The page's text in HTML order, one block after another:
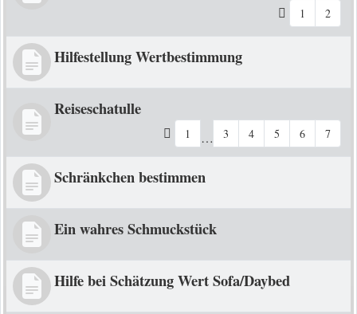
1 2
Hilfestellung Wertbestimmung
Reiseschatulle
1 … 3 4 5 6 7
Schränkchen bestimmen
Ein wahres Schmuckstück
Hilfe bei Schätzung Wert Sofa/Daybed